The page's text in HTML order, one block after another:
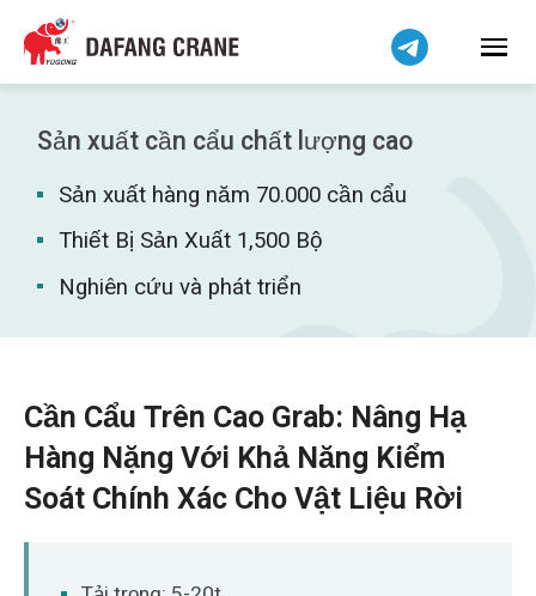
Sản xuất cần cẩu chất lượng cao
Sản xuất hàng năm 70.000 cần cẩu
Thiết Bị Sản Xuất 1,500 Bộ
Nghiên cứu và phát triển
Cần Cẩu Trên Cao Grab: Nâng Hạ
Hàng Nặng Với Khả Năng Kiểm
Soát Chính Xác Cho Vật Liệu Rời
हिन्दी
Bahasa Indonesia
Bahasa Melayu
简体中文
فارسی
Pilipino
اردو
Беларуская мова
Kiswahili
Dansk
Norsk
O‘zbekcha